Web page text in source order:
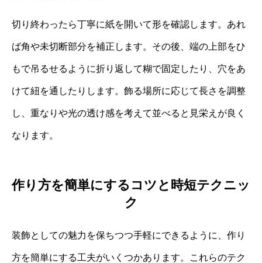
切り終わったら丁寧に紙を開いて形を確認します。あれ
ば角や未切断部分を補正します。その後、端の上部をひ
もで吊るせるように折り返して糊で固定したり、穴をあ
けて紐を通したりします。飾る場所に応じて長さを調整
し、重なりや光の透け感を考えて並べると見栄えが良く
なります。
作り方を簡単にするコツと時短テクニッ
ク
装飾としての魅力を保ちつつ手軽にできるように、作り
方を簡単にする工夫がいくつかあります。これらのテク